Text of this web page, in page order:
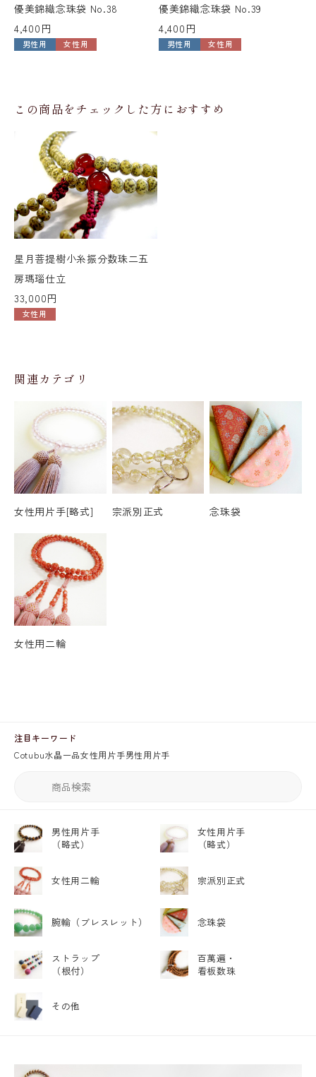
注目キーワード
Cotubu水晶一品女性用片手男性用片手
男性用片手
（略式）
女性用片手
（略式）
女性用二輪 宗派別正式
腕輪 （ブレスレット） 念珠袋
ストラップ
（根付）
百萬遍・
看板数珠
その他
優美錦織念珠袋 No.38
4,400円
男性用 女性用
優美錦織念珠袋 No.39
4,400円
男性用 女性用
この商品をチェックした方におすすめ
星月菩提樹小糸振分数珠二五
房瑪瑙仕立
33,000円
女性用
関連カテゴリ
女性用片手[略式] 宗派別正式 念珠袋
女性用二輪